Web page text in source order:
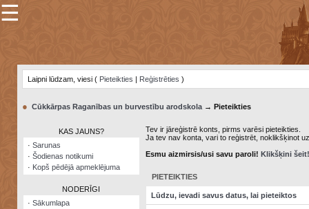
×
Šodienas
notikumi
☰
Laipni lūdzam, viesi ( Pieteikties | Reģistrēties )
● Cūkkārpas Raganības un burvestību arodskola→ Pieteikties
KAS JAUNS?
· Sarunas
· Šodienas notikumi
· Kopš pēdējā apmeklējuma
NODERĪGI
· Sākumlapa
Tev ir jāreģistrē konts, pirms varēsi pieteikties.
Ja tev nav konta, vari to reģistrēt, noklikšķinot
Esmu aizmirsis/usi savu paroli! Klikšķini šeit!
PIETEIKTIES
Lūdzu, ievadi savus datus, lai pieteiktos